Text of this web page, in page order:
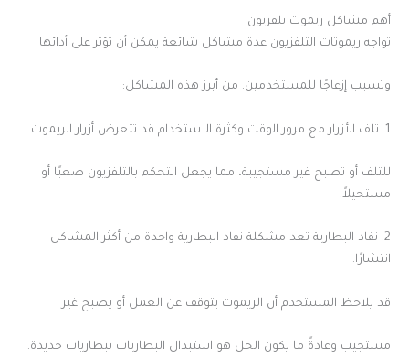
أهم مشاكل ريموت تلفزيون
تواجه ريموتات التلفزيون عدة مشاكل شائعة يمكن أن تؤثر على أدائها
وتسبب إزعاجًا للمستخدمين. من أبرز هذه المشاكل:
1. تلف الأزرار مع مرور الوقت وكثرة الاستخدام قد تتعرض أزرار الريموت
للتلف أو تصبح غير مستجيبة، مما يجعل التحكم بالتلفزيون صعبًا أو
مستحيلاً.
2. نفاد البطارية تعد مشكلة نفاد البطارية واحدة من أكثر المشاكل
انتشارًا.
قد يلاحظ المستخدم أن الريموت يتوقف عن العمل أو يصبح غير
مستجيب وعادةً ما يكون الحل هو استبدال البطاريات ببطاريات جديدة.